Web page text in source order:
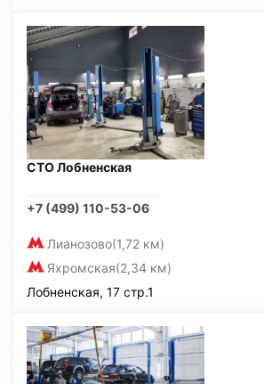
СТО Лобненская
+7 (499) 110-53-06
Лианозово(1,72 км)
Яхромская(2,34 км)
Лобненская, 17 стр.1